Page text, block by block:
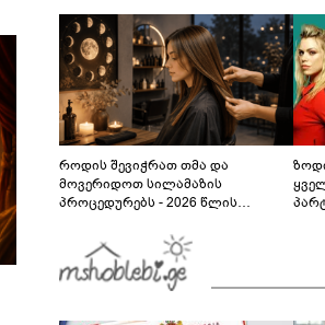
როდის შევიჭრათ თმა და
მოვერიდოთ სილამაზის
პროცედურებს - 2026 წლის
გზამკვლევი